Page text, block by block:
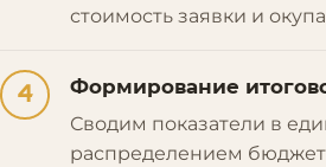
стоимость заявки и
4 Формирование
Сводим показатели в
распределением